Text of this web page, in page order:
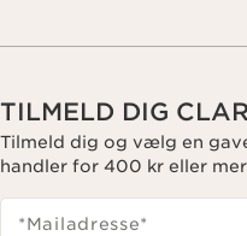
TILMELD DIG
Tilmeld dig og vælg en
handler for 400 kr eller
*Mailadresse*